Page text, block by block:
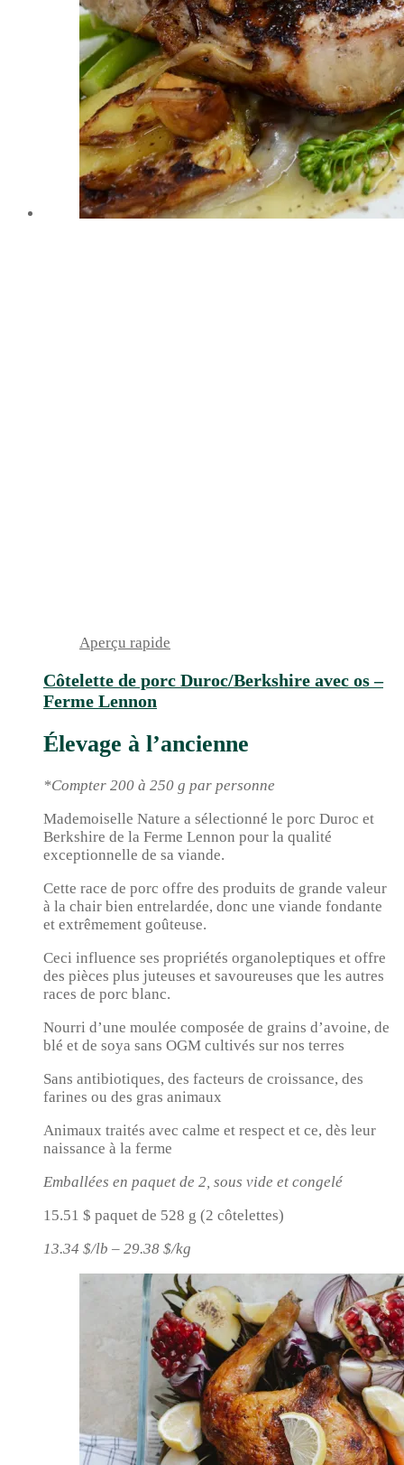
Aperçu rapide
Côtelette de porc Duroc/Berkshire avec os –
Ferme Lennon
Élevage à l’ancienne
*Compter 200 à 250 g par personne
Mademoiselle Nature a sélectionné le porc Duroc et
Berkshire de la Ferme Lennon pour la qualité
exceptionnelle de sa viande.
Cette race de porc offre des produits de grande valeur
à la chair bien entrelardée, donc une viande fondante
et extrêmement goûteuse.
Ceci influence ses propriétés organoleptiques et offre
des pièces plus juteuses et savoureuses que les autres
races de porc blanc.
Nourri d’une moulée composée de grains d’avoine, de
blé et de soya sans OGM cultivés sur nos terres
Sans antibiotiques, des facteurs de croissance, des
farines ou des gras animaux
Animaux traités avec calme et respect et ce, dès leur
naissance à la ferme
Emballées en paquet de 2, sous vide et congelé
15.51 $ paquet de 528 g (2 côtelettes)
13.34 $/lb – 29.38 $/kg